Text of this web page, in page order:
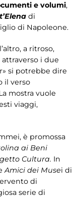
e volumi,
di
di Napoleone.
a ritroso,
i due
si potrebbe dire
il verso
mostra vuole
viaggi,
è promossa
ai Beni
Cultura. In
Amici dei Musei di
di
serie di